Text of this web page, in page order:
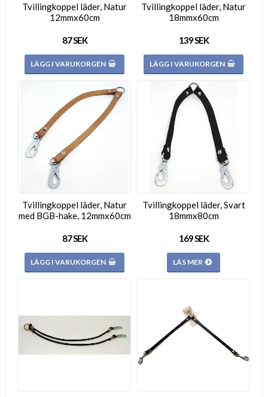
Tvillingkoppel läder, Natur
12mmx60cm
87 SEK
LÄGG I VARUKORGEN
Tvillingkoppel läder, Natur
18mmx60cm
139 SEK
LÄGG I VARUKORGEN
Tvillingkoppel läder, Natur
med BGB-hake, 12mmx60cm
87 SEK
LÄGG I VARUKORGEN
Tvillingkoppel läder, Svart
18mmx80cm
169 SEK
LÄS MER